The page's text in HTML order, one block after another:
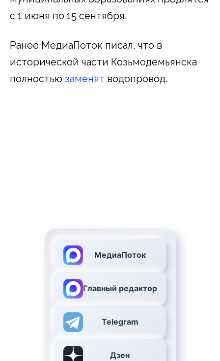
с 1 июня по 15 сентября.
Ранее МедиаПоток писал, что в
исторической части Козьмодемьянска
полностью заменят водопровод.
МедиаПоток
Главный редактор
Telegram
Дзен